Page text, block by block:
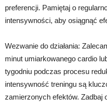
preferencji. Pamiętaj o
intensywności, aby osiągnąć
Wezwanie do działania:
minut umiarkowanego cardio
tygodniu podczas procesu
intensywność treningu są
zamierzonych efektów. Zadbaj